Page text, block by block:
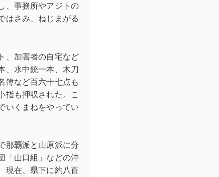
、事務所やアジトの
はさみ、ねじまがる
、加害者の自宅など
、水中銃一本、木刀
簿など百六十七点も
指も押収された。こ
いくまねをやってい
那覇派と山原派に分
「山口組」などの沖
現在、県下に約八百